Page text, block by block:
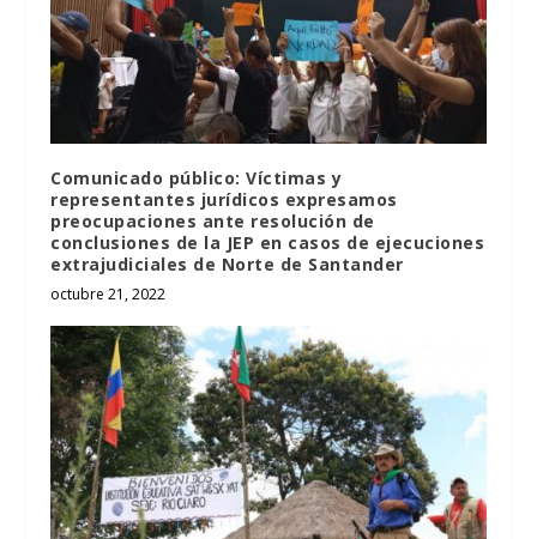
Comunicado público: Víctimas y
representantes jurídicos expresamos
preocupaciones ante resolución de
conclusiones de la JEP en casos de ejecuciones
extrajudiciales de Norte de Santander
octubre 21, 2022